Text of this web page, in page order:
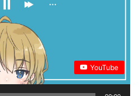
YouTube